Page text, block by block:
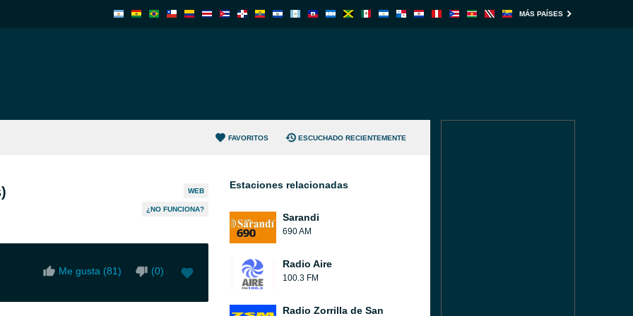
MÁS PAÍSES
FAVORITOS ESCUCHADO RECIENTEMENTE
WEB
¿NO FUNCIONA?
Me gusta (81) (0)
Estaciones relacionadas
Sarandi
690 AM
Radio Aire
100.3 FM
Radio Zorrilla de San